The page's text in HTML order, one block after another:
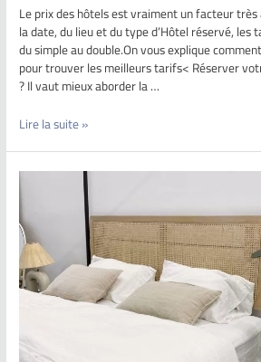
Le prix des hôtels est vraiment un facteur
la date, du lieu et du type d’Hôtel réservé,
du simple au double.On vous explique
pour trouver les meilleurs tarifs< Réserver
? Il vaut mieux aborder la …
Lire la suite »